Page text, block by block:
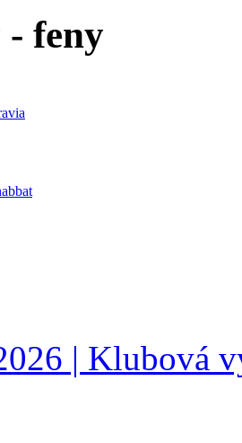
feny
| Klubová